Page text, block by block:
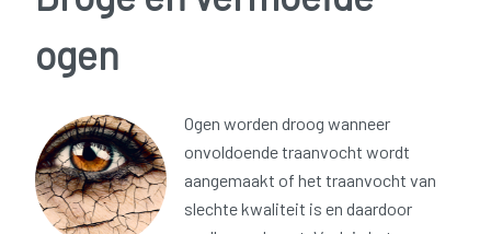
ogen
Ogen worden droog wanneer
onvoldoende traanvocht wordt
aangemaakt of het traanvocht van
slechte kwaliteit is en daardoor